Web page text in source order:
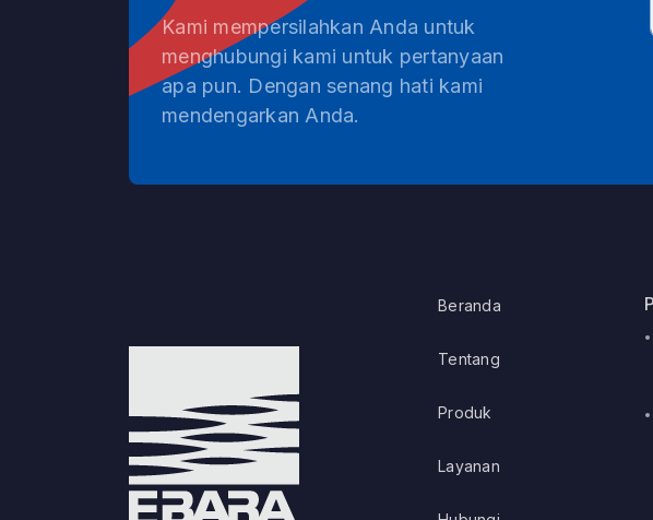
Kami mempersilahkan Anda untuk
menghubungi kami untuk pertanyaan
apa pun. Dengan senang hati kami
mendengarkan Anda.
Beranda
Tentang
Produk
Layanan